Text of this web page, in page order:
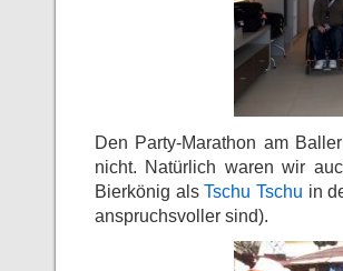
Den Party-Marathon am
nicht. Natürlich waren wir
Bierkönig alsTschu Tschu in
anspruchsvoller sind).